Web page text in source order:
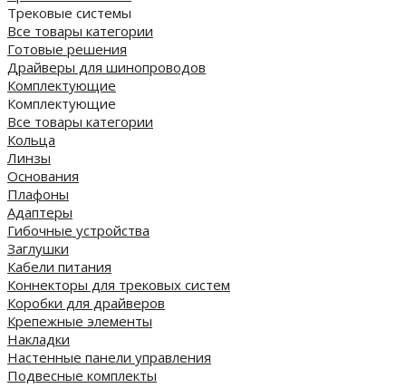
Трековые системы
Все товары категории
Готовые решения
Драйверы для шинопроводов
Комплектующие
Комплектующие
Все товары категории
Кольца
Линзы
Основания
Плафоны
Адаптеры
Гибочные устройства
Заглушки
Кабели питания
Коннекторы для трековых систем
Коробки для драйверов
Крепежные элементы
Накладки
Настенные панели управления
Подвесные комплекты